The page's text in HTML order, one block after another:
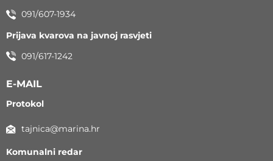
091/607-1934
Prijava kvarova na javnoj rasvjeti
091/617-1242
E-MAIL
Protokol
tajnica@marina.hr
Komunalni redar